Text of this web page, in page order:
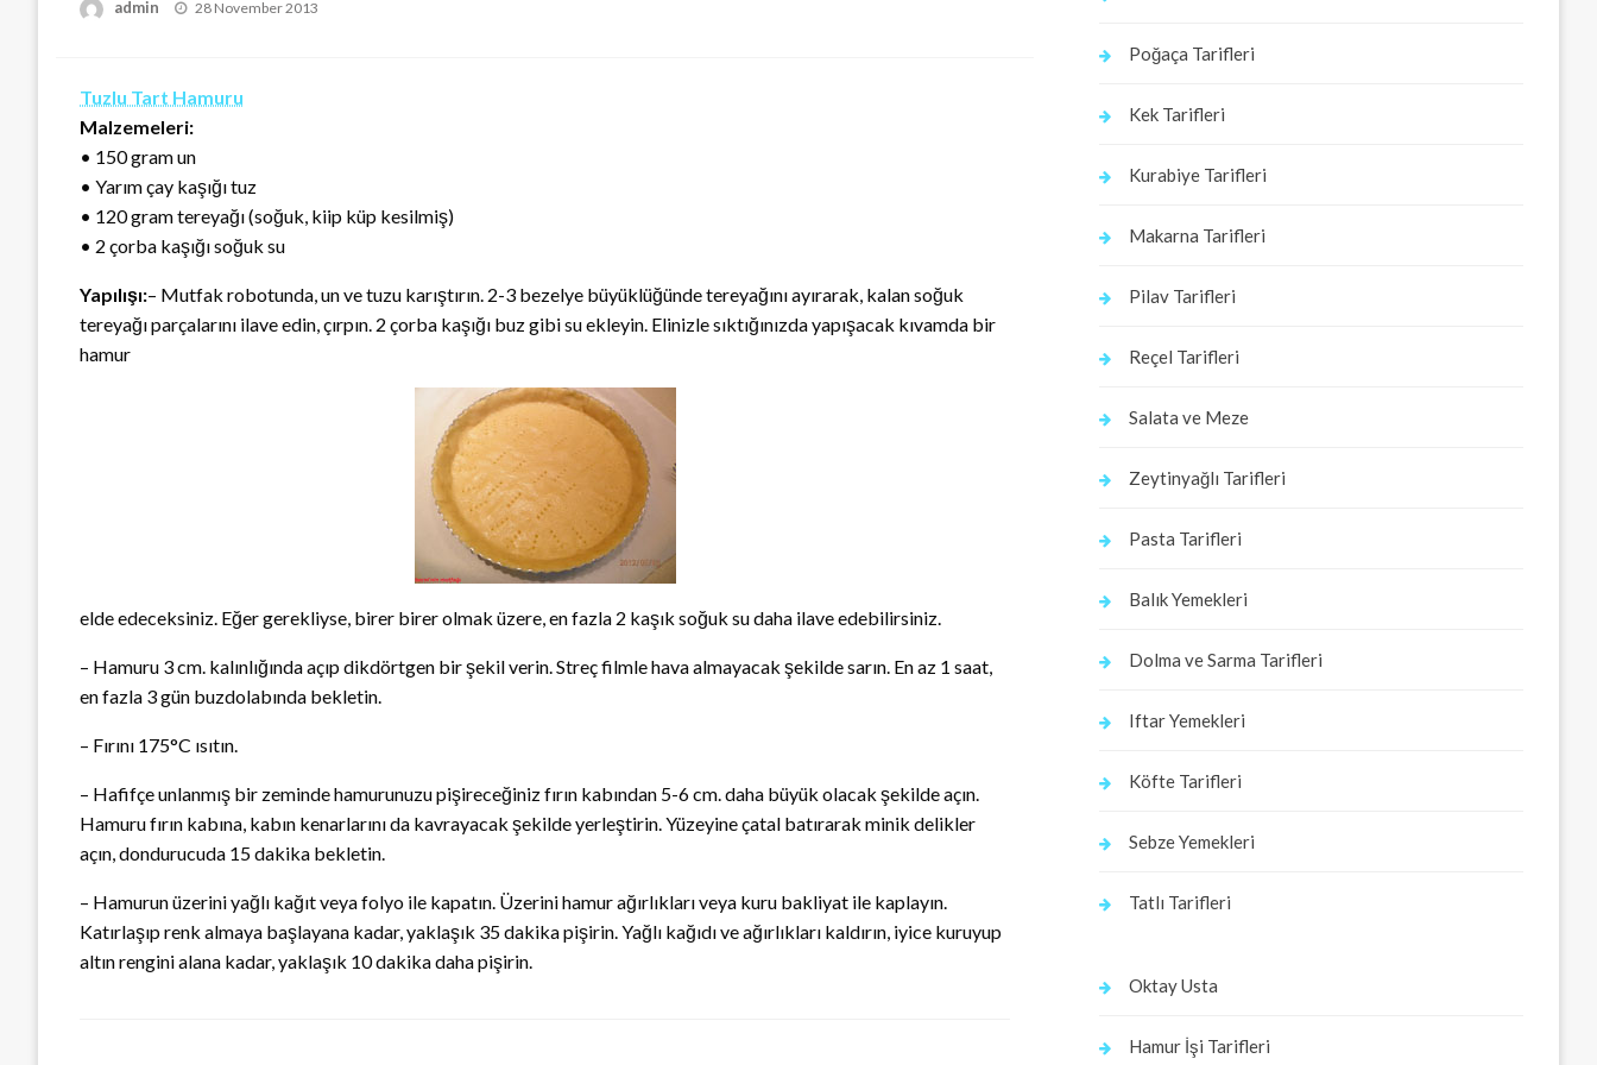
admin
Posted
28 November 2013
Tuzlu Tart Hamuru
Malzemeleri:
• 150 gram un
• Yarım çay kaşığı tuz
• 120 gram tereyağı (soğuk, kiip küp kesilmiş)
• 2 çorba kaşığı soğuk su
Yapılışı:– Mutfak robotunda, un ve tuzu karıştırın. 2-3 bezelye büyüklüğünde tereyağını ayırarak, kalan soğuk
tereyağı parçalarını ilave edin, çırpın. 2 çorba kaşığı buz gibi su ekleyin. Elinizle sıktığınızda yapışacak kıvamda bir
hamur
elde edeceksiniz. Eğer gerekliyse, birer birer olmak üzere, en fazla 2 kaşık soğuk su daha ilave edebilirsiniz.
– Hamuru 3 cm. kalınlığında açıp dikdörtgen bir şekil verin. Streç filmle hava almayacak şekilde sarın. En az 1 saat,
en fazla 3 gün buzdolabında bekletin.
– Fırını 175°C ısıtın.
– Hafifçe unlanmış bir zeminde hamurunuzu pişireceğiniz fırın kabından 5-6 cm. daha büyük olacak şekilde açın.
Hamuru fırın kabına, kabın kenarlarını da kavrayacak şekilde yerleştirin. Yüzeyine çatal batırarak minik delikler
açın, dondurucuda 15 dakika bekletin.
– Hamurun üzerini yağlı kağıt veya folyo ile kapatın. Üzerini hamur ağırlıkları veya kuru bakliyat ile kaplayın.
Katırlaşıp renk almaya başlayana kadar, yaklaşık 35 dakika pişirin. Yağlı kağıdı ve ağırlıkları kaldırın, iyice kuruyup
altın rengini alana kadar, yaklaşık 10 dakika daha pişirin.
Poğaça Tarifleri
Kek Tarifleri
Kurabiye Tarifleri
Makarna Tarifleri
Pilav Tarifleri
Reçel Tarifleri
Salata ve Meze
Zeytinyağlı Tarifleri
Pasta Tarifleri
Balık Yemekleri
Dolma ve Sarma Tarifleri
Iftar Yemekleri
Köfte Tarifleri
Sebze Yemekleri
Tatlı Tarifleri
Oktay Usta
Hamur İşi Tarifleri